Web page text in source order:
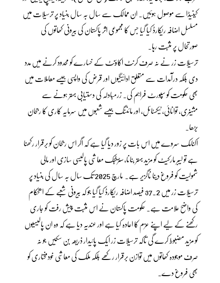
کینیڈا سے موصول ہوئیں۔ ان ممالک سے سال بہ سال بنیاد پر ترسیلات میں
مسلسل اضافہ ریکارڈ کیا گیا جس کا مجموعی اثر پاکستان کی بیرونی کھاتوں کی
صورتحال پر مثبت رہا۔
ترسیلات زر نے نہ صرف کرنٹ اکاؤنٹ کے خسارے کو محدود کرنے میں مدد
دی بلکہ درآمدات سے متعلق ادائیگیوں اور قرض کی واپسی جیسے معاملات میں
بھی حکومت کو سپورٹ فراہم کی۔ زرمبادلہ کی دستیابی بہتر ہونے سے
مشینری، توانائی، ٹیکسٹائل، اور مائننگ جیسے شعبوں میں سرمایہ کاری کا رجحان
بڑھا۔
اکنامک سروے میں اس بات پر زور دیا گیا ہے کہ اگر اس رجحان کو برقرار رکھنا
ہے تو لیبر مارکیٹ کو مزید بہتر بنانا، سٹریٹجک معاشی پالیسی سازی اور مالی
شمولیت کو فروغ دینا ناگزیر ہے۔ مارچ 2025 تک سال بہ سال کی بنیاد پر
ترسیلات زر میں 37.2 فیصد اضافہ ریکارڈ کیا گیا جو کہ بیرونی شعبے کے استحکام
کی واضح علامت ہے۔ حکومت پاکستان نے اس مثبت پیش رفت کو جاری
رکھنے کے لیے اپنے عزم کا اعادہ کیا ہے اور عندیہ دیا ہے کہ وہ ان پالیسیوں
کو مزید مضبوط کرے گی تاکہ ترسیلات زر ایک پائیدار ذریعہ بن سکیں جو نہ
صرف موجودہ کھاتوں میں توازن برقرار رکھے بلکہ ملک کی معاشی خودمختاری کو
بھی فروغ دے۔